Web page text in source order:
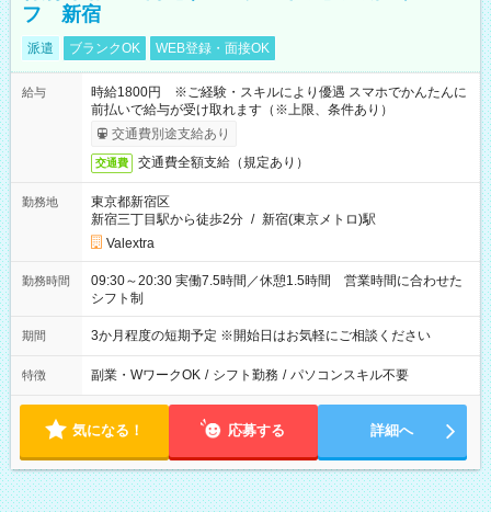
フ 新宿
派遣 ブランクOK WEB登録・面接OK
給与
時給1800円 ※ご経験・スキルにより優遇 スマホでかんたんに
前払いで給与が受け取れます（※上限、条件あり）
交通費別途支給あり
交通費 交通費全額支給（規定あり）
勤務地
東京都新宿区
新宿三丁目駅から徒歩2分 / 新宿(東京メトロ)駅
Valextra
勤務時間
09:30～20:30 実働7.5時間／休憩1.5時間 営業時間に合わせた
シフト制
期間 3か月程度の短期予定 ※開始日はお気軽にご相談ください
特徴 副業・WワークOK / シフト勤務 / パソコンスキル不要
気になる！ 応募する 詳細へ